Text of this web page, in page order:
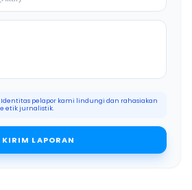
Identitas pelapor kami lindungi dan rahasiakan
etik jurnalistik.
KIRIM LAPORAN